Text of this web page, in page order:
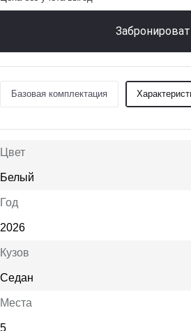
Базовая комплектация
Цвет
Белый
Год
2026
Кузов
Седан
Места
5